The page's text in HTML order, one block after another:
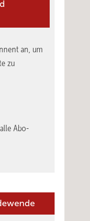
an, um
zu
Abo-